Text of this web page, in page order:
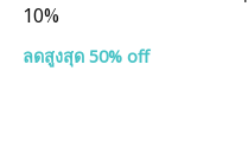
10%
ลดสูงสุด 50% off